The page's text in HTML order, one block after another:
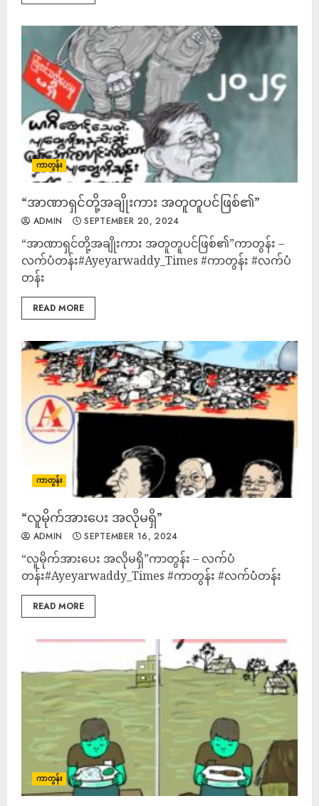
ကာတွန်း
“အာဏာရှင်တို့အချိုးကား အတူတူပင်ဖြစ်၏”
ADMIN SEPTEMBER 20, 2024
“အာဏာရှင်တို့အချိုးကား အတူတူပင်ဖြစ်၏”ကာတွန်း –
လက်ပံတန်း#Ayeyarwaddy_Times #ကာတွန်း #လက်ပံ
တန်း
READ MORE
ကာတွန်း
“လူမိုက်အားပေး အလိုမရှိ”
ADMIN SEPTEMBER 16, 2024
“လူမိုက်အားပေး အလိုမရှိ”ကာတွန်း – လက်ပံ
တန်း#Ayeyarwaddy_Times #ကာတွန်း #လက်ပံတန်း
READ MORE
ကာတွန်း